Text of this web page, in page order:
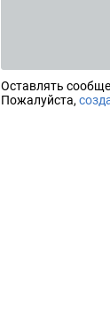
Оставлять
Пожалуйста,